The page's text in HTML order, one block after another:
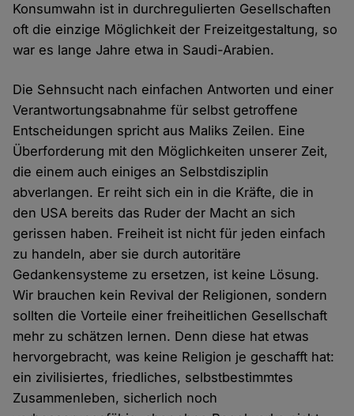
Konsumwahn ist in durchregulierten Gesellschaften
oft die einzige Möglichkeit der Freizeitgestaltung, so
war es lange Jahre etwa in Saudi-Arabien.
Die Sehnsucht nach einfachen Antworten und einer
Verantwortungsabnahme für selbst getroffene
Entscheidungen spricht aus Maliks Zeilen. Eine
Überforderung mit den Möglichkeiten unserer Zeit,
die einem auch einiges an Selbstdisziplin
abverlangen. Er reiht sich ein in die Kräfte, die in
den USA bereits das Ruder der Macht an sich
gerissen haben. Freiheit ist nicht für jeden einfach
zu handeln, aber sie durch autoritäre
Gedankensysteme zu ersetzen, ist keine Lösung.
Wir brauchen kein Revival der Religionen, sondern
sollten die Vorteile einer freiheitlichen Gesellschaft
mehr zu schätzen lernen. Denn diese hat etwas
hervorgebracht, was keine Religion je geschafft hat:
ein zivilisiertes, friedliches, selbstbestimmtes
Zusammenleben, sicherlich noch